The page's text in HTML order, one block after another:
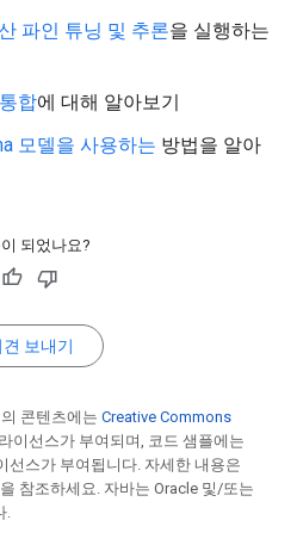
파인 튜닝 및 추론을 실행하는
합에 대해 알아보기
모델을 사용하는 방법을 알아
되었나요?
견 보내기
콘텐츠에는 Creative Commons
이선스가 부여되며, 코드 샘플에는
선스가 부여됩니다. 자세한 내용은
을 참조하세요. 자바는 Oracle 및/또는
.